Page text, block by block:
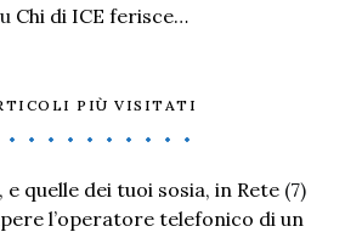
Chi di ICE ferisce…
PIÙ VISITATI
quelle dei tuoi sosia, in Rete (7)
l’operatore telefonico di un